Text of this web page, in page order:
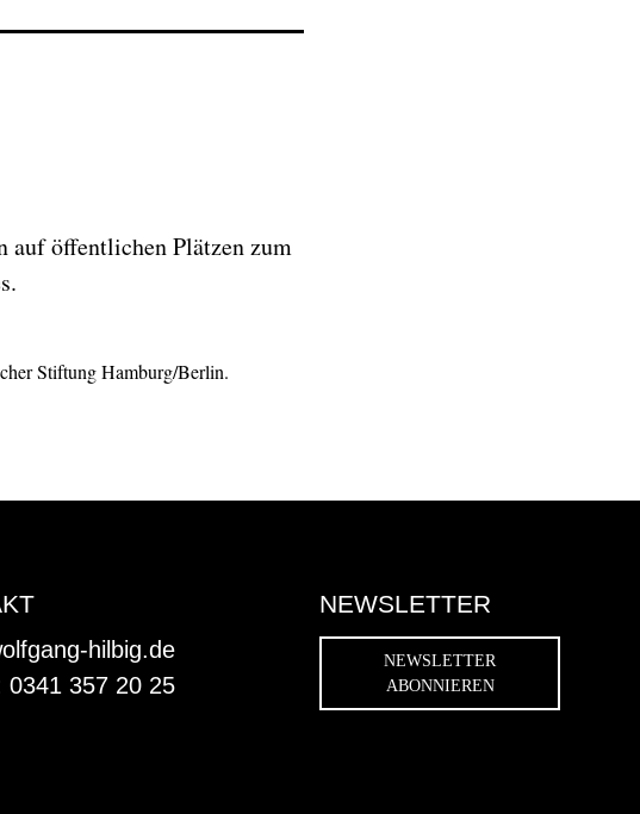
auf öffentlichen Plätzen zum
Stiftung Hamburg/Berlin.
hilbig.de
0341 357 20 25
NEWSLETTER
NEWSLETTER
ABONNIEREN